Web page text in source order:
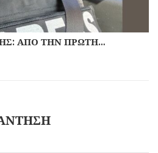
ΑΠΌ ΤΗΝ ΠΡΏΤΗ…